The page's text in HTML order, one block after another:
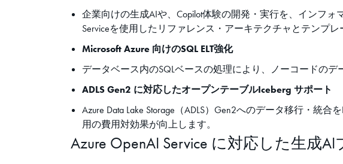
企業向けの生成AIや、Copilot体験の開発・実行を、インフォ
Serviceを使用したリファレンス・アーキテクチャとテンプレ
Microsoft Azure 向けのSQL ELT強化
データベース内のSQLベースの処理により、ノーコードの
ADLS Gen2 に対応したオープンテーブルIceberg サポート
Azure Data Lake Storage（ADLS）Gen2へのデータ移行・統
用の費用対効果が向上します。
Azure OpenAI Service に対応した生成